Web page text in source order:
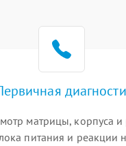
матрицы, корпуса и
питания и реакции